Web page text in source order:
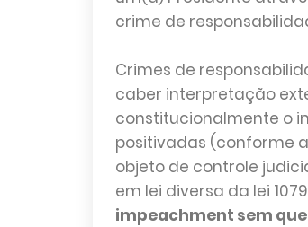
crime de
Crimes de
caber interpretação
constitucionalmente o
positivadas (conforme
objeto de controle
em lei diversa da lei
impeachment sem